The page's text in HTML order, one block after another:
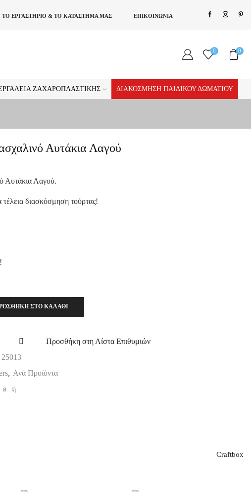
ΤΟ ΕΡΓΑΣΤΗΡΙΟ & ΤΟ ΚΑΤΑΣΤΗΜΑ ΜΑΣ ΕΠΙΚΟΙΝΩΝΙΑ
0 0
ΖΑΧΑΡΟΠΛΑΣΤΙΚΉΣ ΔΙΑΚΌΣΜΗΣΗ ΠΑΙΔΙΚΟΎ ΔΩΜΑΤΊΟΥ
Αυτάκια Λαγού
Αυτάκια Λαγού.
διασκόσμηση τούρτας!
ΣΤΟ ΚΑΛΆΘΙ
Προσθήκη στη Λίστα Επιθυμιών
, Ανά Προϊόντα
Craftbox